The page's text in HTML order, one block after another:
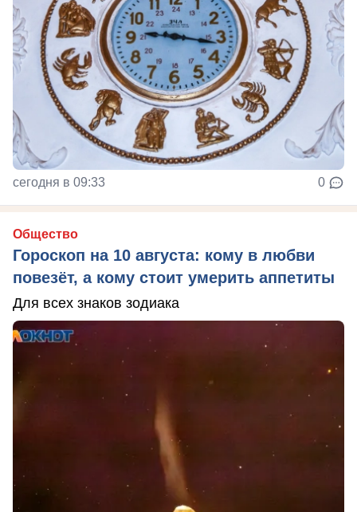
сегодня в 09:33 0
Общество
Гороскоп на 10 августа: кому в любви
повезёт, а кому стоит умерить аппетиты
Для всех знаков зодиака